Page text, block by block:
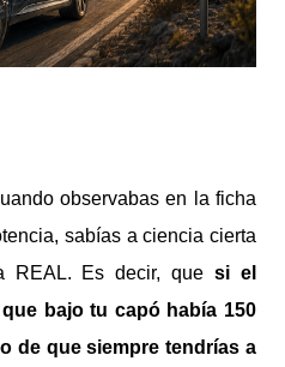
observabas en la ficha
sabías a ciencia cierta
REAL. Es decir, quesi el
bajo tu capó había 150
de que siempre tendrías a